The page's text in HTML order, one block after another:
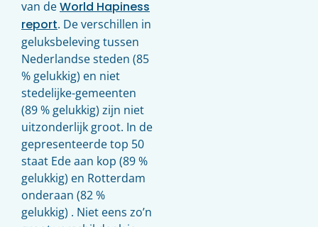
van deWorld Hapiness
report. De verschillen in
geluksbeleving tussen
Nederlandse steden (85
% gelukkig) en niet
stedelijke-gemeenten
(89 % gelukkig) zijn niet
uitzonderlijk groot. In de
gepresenteerde top 50
staat Ede aan kop (89 %
gelukkig) en Rotterdam
onderaan (82 %
gelukkig) . Niet eens zo’n